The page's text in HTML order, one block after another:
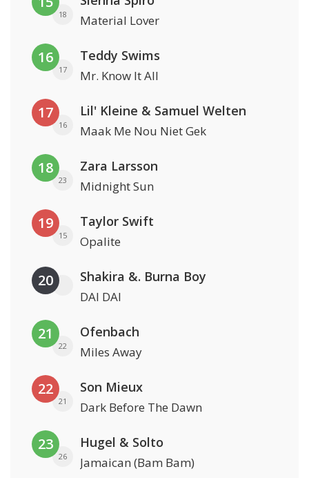
18 Material Lover
16
17
Teddy Swims
Mr. Know It All
17
16
Lil' Kleine & Samuel Welten
Maak Me Nou Niet Gek
18
23
Zara Larsson
Midnight Sun
19
15
Taylor Swift
Opalite
20 Shakira &. Burna Boy
DAI DAI
21
22
Ofenbach
Miles Away
22
21
Son Mieux
Dark Before The Dawn
23
26
Hugel & Solto
Jamaican (Bam Bam)